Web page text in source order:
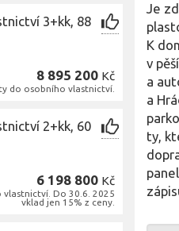
3+kk, 88
8 895 200 Kč
do osobního vlastnictví.
2+kk, 60
6 198 800 Kč
vlastnictví. Do 30.6. 2025
vklad jen 15% z ceny.
Je
K
v
a
a
ty,